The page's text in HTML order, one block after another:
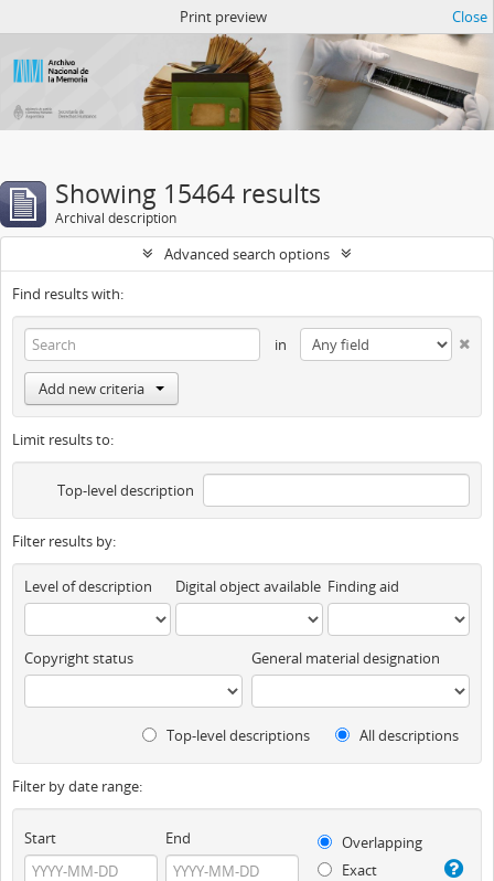
Print preview Close
Showing 15464 results
Archival description
Advanced search options
Find results with:
in
Add new criteria
Limit results to:
Top-level description
Filter results by:
Level of description Digital object available Finding aid
Copyright status General material designation
Top-level descriptions All descriptions
Filter by date range:
Start End
Overlapping
Exact